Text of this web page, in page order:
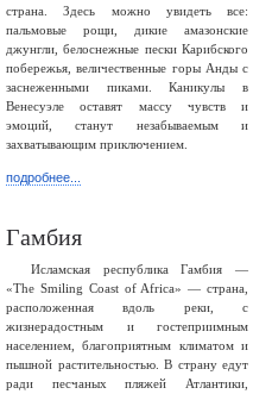
страна. Здесь можно увидеть все:
пальмовые рощи, дикие амазонские
джунгли, белоснежные пески Карибского
побережья, величественные горы Анды с
заснеженными пиками. Каникулы в
Венесуэле оставят массу чувств и
эмоций, станут незабываемым и
захватывающим приключением.
подробнее...
Гамбия
Исламская республика Гамбия —
«The Smiling Coast of Africa» — страна,
расположенная вдоль реки, с
жизнерадостным и гостеприимным
населением, благоприятным климатом и
пышной растительностью. В страну едут
ради песчаных пляжей Атлантики,